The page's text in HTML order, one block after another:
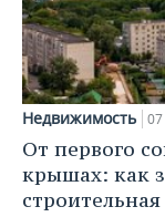
Недвижимость
От первого
крышах: как